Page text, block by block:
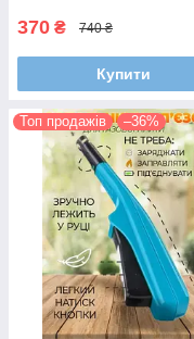
370 ₴ 740 ₴
Купити
Топ продажів –36%